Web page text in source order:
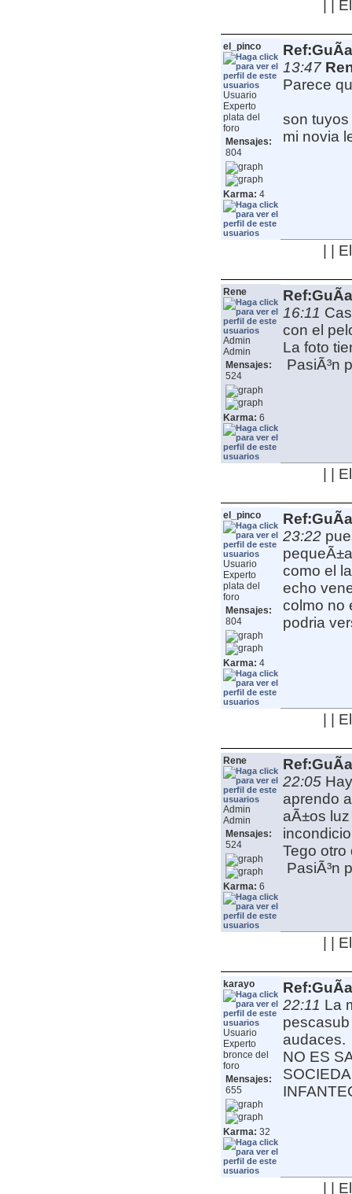
| |
el_pinco
Usuario
Experto
plata del
foro
Mensajes:
804
Karma: 4
13:47
Parece
son
mi novia
| |
Rene
Admin
Admin
Mensajes:
524
Karma: 6
16:11
con el
La foto
PasiÃ³n
| |
el_pinco
Usuario
Experto
plata del
foro
Mensajes:
804
Karma: 4
23:22
como el
echo
colmo no
podria
| |
Rene
Admin
Admin
Mensajes:
524
Karma: 6
22:05
aprendo
aÃ±os
Tego otro
PasiÃ³n
| |
karayo
Usuario
Experto
bronce del
foro
Mensajes:
655
Karma: 32
22:11 La
audaces.
NO ES
| |